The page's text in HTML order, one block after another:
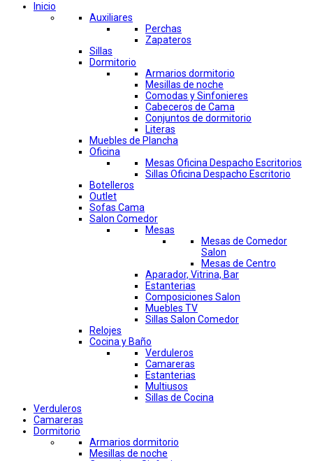
Inicio
Auxiliares
Perchas
Zapateros
Sillas
Dormitorio
Armarios dormitorio
Mesillas de noche
Comodas y Sinfonieres
Cabeceros de Cama
Conjuntos de dormitorio
Literas
Muebles de Plancha
Oficina
Mesas Oficina Despacho Escritorios
Sillas Oficina Despacho Escritorio
Botelleros
Outlet
Sofas Cama
Salon Comedor
Mesas
Mesas de Comedor
Salon
Mesas de Centro
Aparador, Vitrina, Bar
Estanterias
Composiciones Salon
Muebles TV
Sillas Salon Comedor
Relojes
Cocina y Baño
Verduleros
Camareras
Estanterias
Multiusos
Sillas de Cocina
Verduleros
Camareras
Dormitorio
Armarios dormitorio
Mesillas de noche